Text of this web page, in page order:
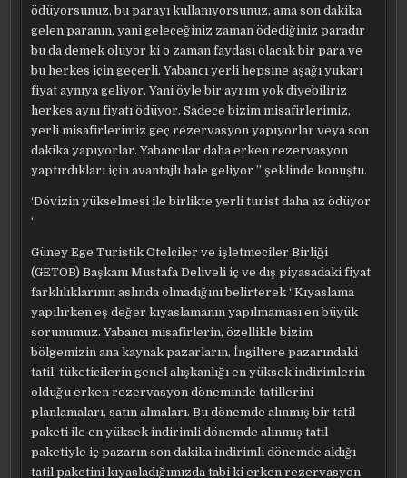
ödüyorsunuz, bu parayı kullanıyorsunuz, ama son dakika
gelen paranın, yani geleceğiniz zaman ödediğiniz paradır
bu da demek oluyor ki o zaman faydası olacak bir para ve
bu herkes için geçerli. Yabancı yerli hepsine aşağı yukarı
fiyat aynıya geliyor. Yani öyle bir ayrım yok diyebiliriz
herkes aynı fiyatı ödüyor. Sadece bizim misafirlerimiz,
yerli misafirlerimiz geç rezervasyon yapıyorlar veya son
dakika yapıyorlar. Yabancılar daha erken rezervasyon
yaptırdıkları için avantajlı hale geliyor ” şeklinde konuştu.
‘Dövizin yükselmesi ile birlikte yerli turist daha az ödüyor
‘
Güney Ege Turistik Otelciler ve işletmeciler Birliği
(GETOB) Başkanı Mustafa Deliveli iç ve dış piyasadaki fiyat
farklılıklarının aslında olmadığını belirterek “Kıyaslama
yapılırken eş değer kıyaslamanın yapılmaması en büyük
sorunumuz. Yabancı misafirlerin, özellikle bizim
bölgemizin ana kaynak pazarların, İngiltere pazarındaki
tatil, tüketicilerin genel alışkanlığı en yüksek indirimlerin
olduğu erken rezervasyon döneminde tatillerini
planlamaları, satın almaları. Bu dönemde alınmış bir tatil
paketi ile en yüksek indirimli dönemde alınmış tatil
paketiyle iç pazarın son dakika indirimli dönemde aldığı
tatil paketini kıyasladığımızda tabi ki erken rezervasyon